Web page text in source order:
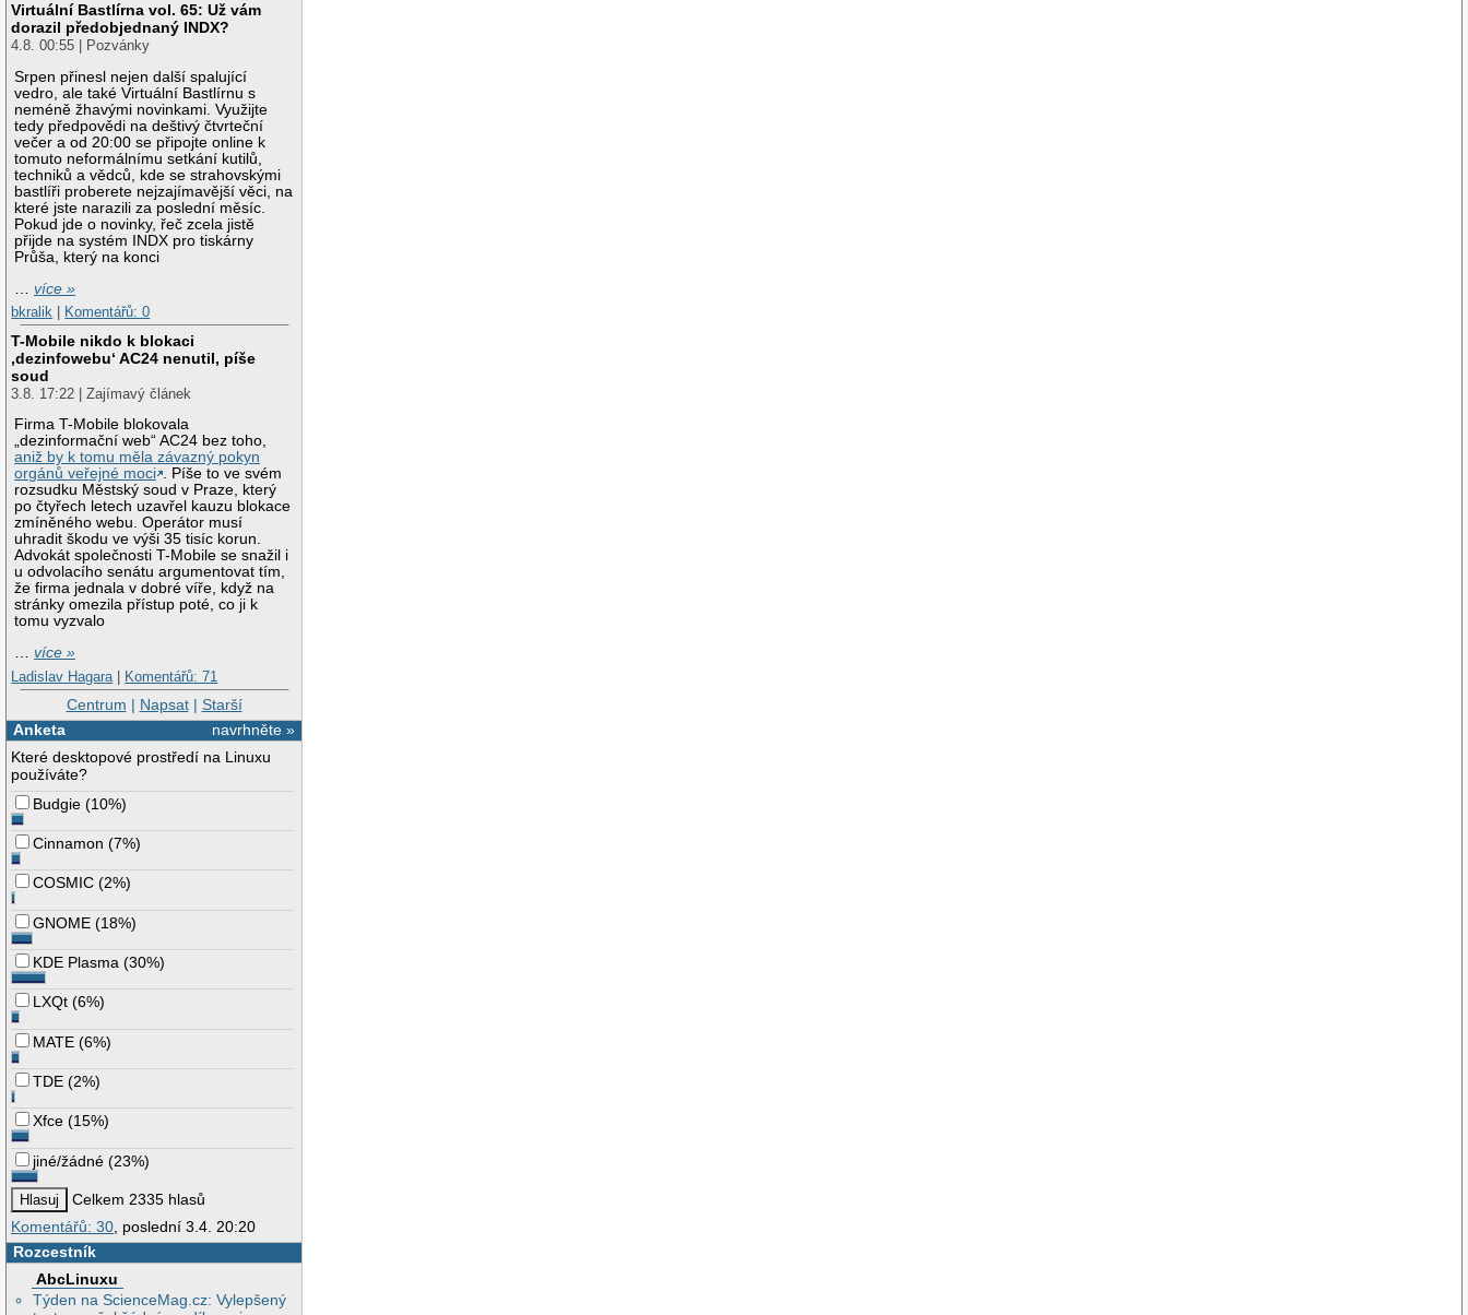
Virtuální Bastlírna vol. 65: Už vám
dorazil předobjednaný INDX?
4.8. 00:55 | Pozvánky
Srpen přinesl nejen další spalující
vedro, ale také Virtuální Bastlírnu s
neméně žhavými novinkami. Využijte
tedy předpovědi na deštivý čtvrteční
večer a od 20:00 se připojte online k
tomuto neformálnímu setkání kutilů,
techniků a vědců, kde se strahovskými
bastlíři proberete nejzajímavější věci, na
které jste narazili za poslední měsíc.
Pokud jde o novinky, řeč zcela jistě
přijde na systém INDX pro tiskárny
Průša, který na konci
…více »
bkralik
Komentářů: 0
T-Mobile nikdo k blokaci
‚dezinfowebu‘ AC24 nenutil, píše
soud
3.8. 17:22 | Zajímavý článek
Firma T-Mobile blokovala
„dezinformační web“ AC24 bez toho,
aniž by k tomu měla závazný pokyn
orgánů veřejné moci . Píše to ve svém
rozsudku Městský soud v Praze, který
po čtyřech letech uzavřel kauzu blokace
zmíněného webu. Operátor musí
uhradit škodu ve výši 35 tisíc korun.
Advokát společnosti T-Mobile se snažil i
u odvolacího senátu argumentovat tím,
že firma jednala v dobré víře, když na
stránky omezila přístup poté, co ji k
tomu vyzvalo
…více »
Ladislav Hagara | Komentářů: 71
Centrum | Napsat| Starší
navrhněte »
Anketa
Které desktopové prostředí na Linuxu
používáte?
Budgie (10%)
Cinnamon (7%)
COSMIC (2%)
GNOME (18%)
KDE Plasma (30%)
LXQt (6%)
MATE (6%)
TDE (2%)
Xfce (15%)
jiné/žádné (23%)
Celkem 2335 hlasů
Komentářů: 30, poslední 3.4. 20:20
Rozcestník
AbcLinuxu
Týden na ScienceMag.cz: Vylepšený